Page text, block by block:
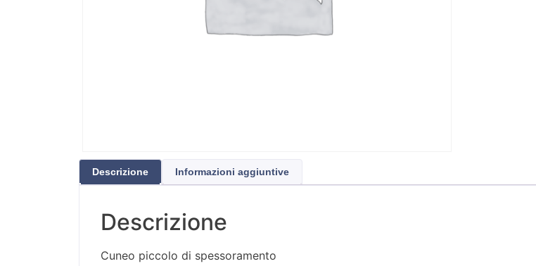
Descrizione Informazioni aggiuntive
Descrizione
Cuneo piccolo di spessoramento